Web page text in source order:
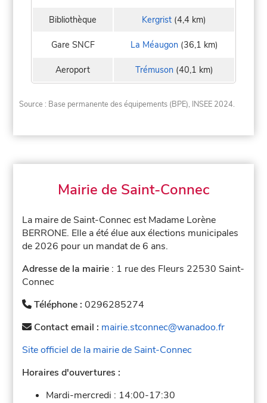
Bibliothèque Kergrist (4,4 km)
Gare SNCF La Méaugon(36,1 km)
Aeroport Trémuson(40,1 km)
Source : Base permanente des équipements (BPE), INSEE 2024.
Mairie de Saint-Connec
La maire de Saint-Connec est Madame Lorène
BERRONE. Elle a été élue aux élections municipales
de 2026 pour un mandat de 6 ans.
Adresse de la mairie : 1 rue des Fleurs 22530 Saint-
Connec
Téléphone :0296285274
Contact email : mairie.stconnec@wanadoo.fr
Site officiel de la mairie de Saint-Connec
Horaires d'ouvertures :
Mardi-mercredi : 14:00-17:30